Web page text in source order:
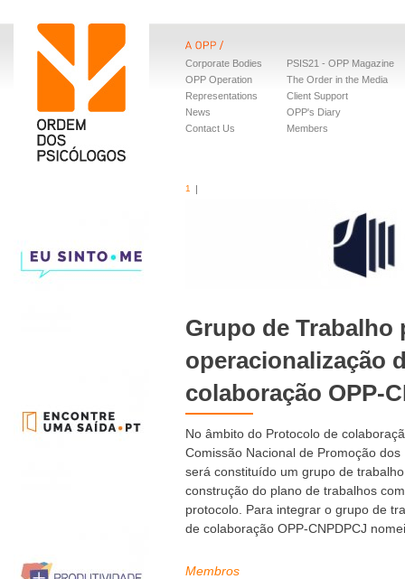
Corporate Bodies
OPP Operation
Representations
News
Contact Us
PSIS21 - OPP Magazine
The Order in the Media
Client Support
OPP's Diary
Members
1
Grupo de Trabalho
operacionalização
colaboração OPP-
No âmbito do Protocolo de
Comissão Nacional de Promoção
será constituído um grupo de
construção do plano de trabalhos
protocolo. Para integrar o grupo de
de colaboração OPP-CNPDPCJ
Membros